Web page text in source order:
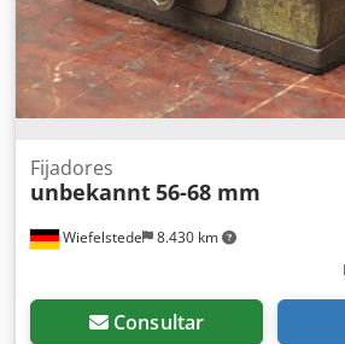
Wiefelstede 8.430 km
Fijadores
unbekannt56-68 mm
Consultar